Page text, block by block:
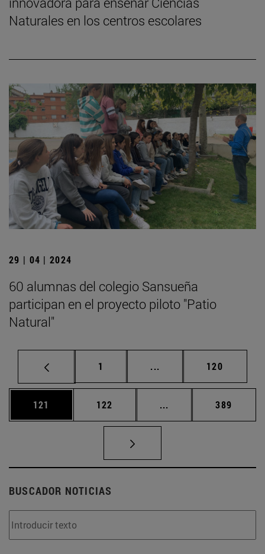
Naturales en los centros escolares
29 | 04 | 2024
60 alumnas del colegio Sansueña
participan en el proyecto piloto "Patio
Natural"
Página
1 ... Páginas intermedias
Página
120
Página
121 Página
122 ... Páginas intermedias
Página
389
BUSCADOR NOTICIAS